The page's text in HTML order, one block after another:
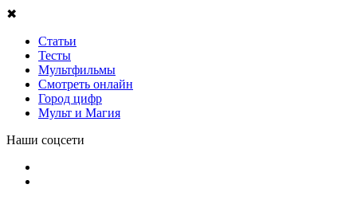
✖
Статьи
Тесты
Мультфильмы
Смотреть онлайн
Город цифр
Мульт и Магия
Наши соцсети